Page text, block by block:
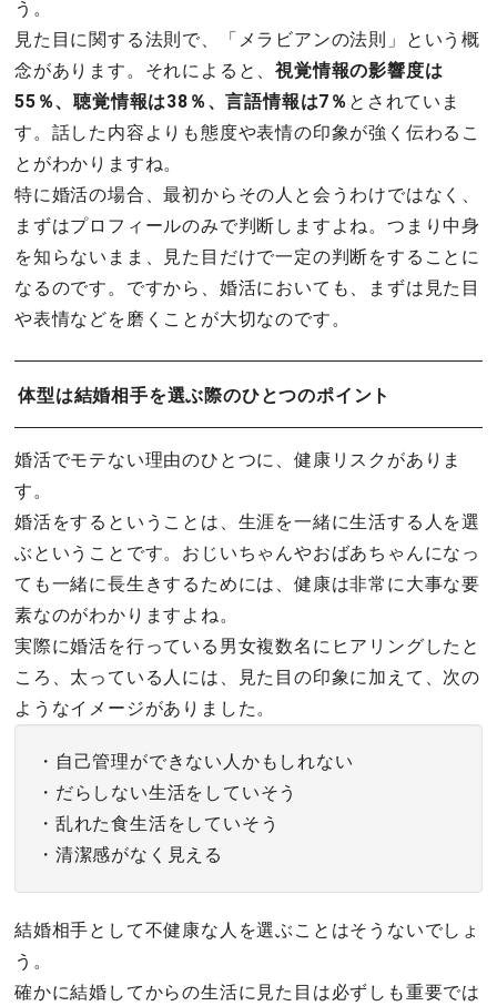
う。
見た目に関する法則で、「メラビアンの法則」という概
念があります。それによると、視覚情報の影響度は
55％、聴覚情報は38％、言語情報は7％ とされていま
す。話した内容よりも態度や表情の印象が強く伝わるこ
とがわかりますね。
特に婚活の場合、最初からその人と会うわけではなく、
まずはプロフィールのみで判断しますよね。つまり中身
を知らないまま、見た目だけで一定の判断をすることに
なるのです。ですから、婚活においても、まずは見た目
や表情などを磨くことが大切なのです。
体型は結婚相手を選ぶ際のひとつのポイント
婚活でモテない理由のひとつに、健康リスクがありま
す。
婚活をするということは、生涯を一緒に生活する人を選
ぶということです。おじいちゃんやおばあちゃんになっ
ても一緒に長生きするためには、健康は非常に大事な要
素なのがわかりますよね。
実際に婚活を行っている男女複数名にヒアリングしたと
ころ、太っている人には、見た目の印象に加えて、次の
ようなイメージがありました。
・自己管理ができない人かもしれない
・だらしない生活をしていそう
・乱れた食生活をしていそう
・清潔感がなく見える
結婚相手として不健康な人を選ぶことはそうないでしょ
う。
確かに結婚してからの生活に見た目は必ずしも重要では